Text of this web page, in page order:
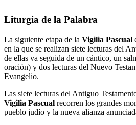
Liturgia de la Palabra
La siguiente etapa de la Vigilia Pascual
en la que se realizan siete lecturas del
de ellas va seguida de un cántico, un
oración) y dos lecturas del Nuevo
Evangelio.
Las siete lecturas del Antiguo
Vigilia Pascual recorren los grandes
pueblo judío y la nueva alianza